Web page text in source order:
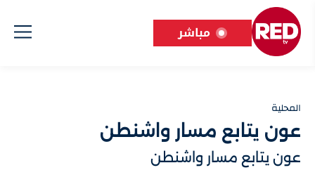
مباشر
المحلية
عون يتابع مسار واشنطن
عون يتابع مسار واشنطن